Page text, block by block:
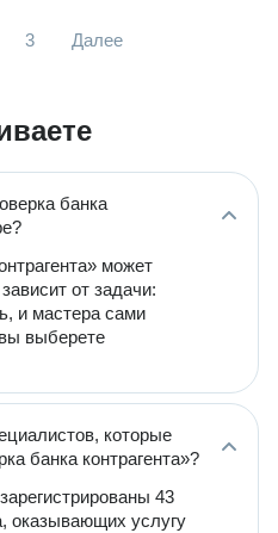
3 Далее
банка
может
от задачи:
и мастера сами
выберете
которые
банка контрагента»?
43
оказывающих услугу